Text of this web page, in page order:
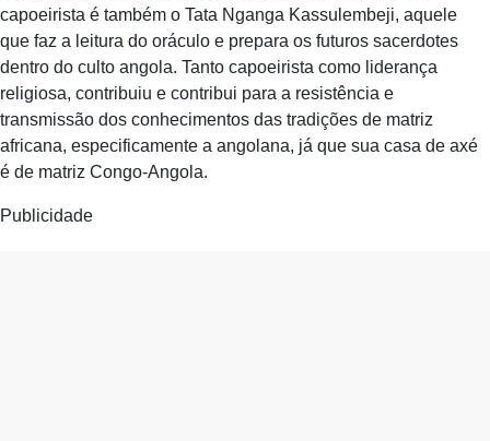
capoeirista é também o Tata Nganga Kassulembeji, aquele
que faz a leitura do oráculo e prepara os futuros sacerdotes
dentro do culto angola. Tanto capoeirista como liderança
religiosa, contribuiu e contribui para a resistência e
transmissão dos conhecimentos das tradições de matriz
africana, especificamente a angolana, já que sua casa de axé
é de matriz Congo-Angola.
Publicidade